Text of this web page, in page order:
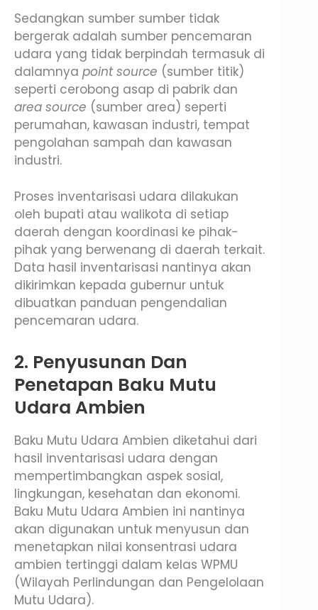
Sedangkan sumber sumber tidak
bergerak adalah sumber pencemaran
udara yang tidak berpindah termasuk di
dalamnya point source (sumber titik)
seperti cerobong asap di pabrik dan
area source (sumber area) seperti
perumahan, kawasan industri, tempat
pengolahan sampah dan kawasan
industri.
Proses inventarisasi udara dilakukan
oleh bupati atau walikota di setiap
daerah dengan koordinasi ke pihak-
pihak yang berwenang di daerah terkait.
Data hasil inventarisasi nantinya akan
dikirimkan kepada gubernur untuk
dibuatkan panduan pengendalian
pencemaran udara.
2. Penyusunan Dan
Penetapan Baku Mutu
Udara Ambien
Baku Mutu Udara Ambien diketahui dari
hasil inventarisasi udara dengan
mempertimbangkan aspek sosial,
lingkungan, kesehatan dan ekonomi.
Baku Mutu Udara Ambien ini nantinya
akan digunakan untuk menyusun dan
menetapkan nilai konsentrasi udara
ambien tertinggi dalam kelas WPMU
(Wilayah Perlindungan dan Pengelolaan
Mutu Udara).